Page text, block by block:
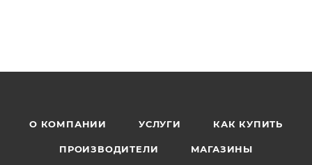
О КОМПАНИИ УСЛУГИ КАК КУПИТЬ
ПРОИЗВОДИТЕЛИ МАГАЗИНЫ